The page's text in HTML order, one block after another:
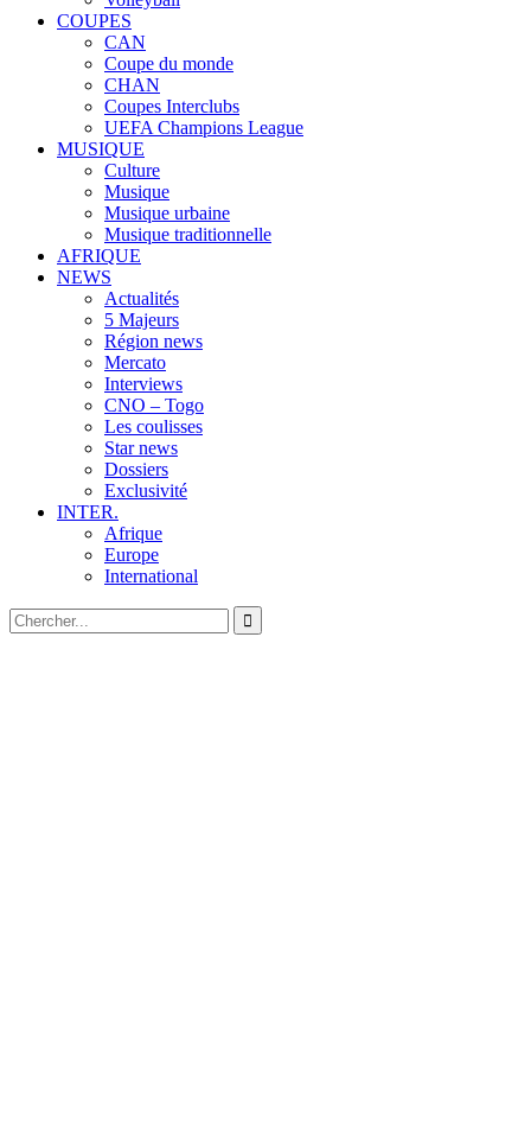
COUPES
CAN
Coupe du monde
CHAN
Coupes Interclubs
UEFA Champions League
MUSIQUE
Culture
Musique
Musique urbaine
Musique traditionnelle
AFRIQUE
NEWS
Actualités
5 Majeurs
Région news
Mercato
Interviews
CNO – Togo
Les coulisses
Star news
Dossiers
Exclusivité
INTER.
Afrique
Europe
International